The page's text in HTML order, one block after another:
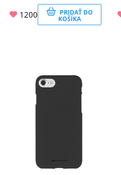
1200 PRIDAŤ DO
KOŠÍKA